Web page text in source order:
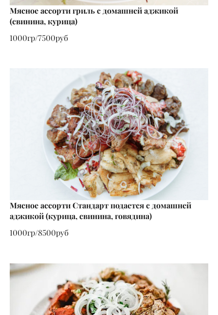
Мясное ассорти гриль с домашней аджикой
(свинина, курица)
1000гр/7500руб
Мясное ассорти Стандарт подается с домашней
аджикой (курица, свинина, говядина)
1000гр/8500руб